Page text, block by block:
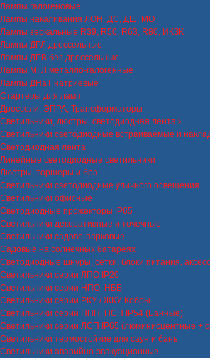
Лампы галогеновые
Лампы накаливания ЛОН, ДС, ДШ, МО
Лампы зеркальные R39, R50, R63, R80, ИКЗК
Лампы ДРЛ дроссельные
Лампы ДРВ без дроссельные
Лампы МГЛ металло-галогенные
Лампы ДНаТ натриевые
Стартеры для ламп
Дроссели, ЭПРА, Трансформаторы
Светильники, люстры, светодиодная лента
Светильники светодиодные встраиваемые и
Светодиодная лента
Линейные светодиодные светильники
Люстры, торшеры и бра
Светильники светодиодные уличного освещения
Светильники офисные
Светодиодные прожекторы IP65
Светильники декоративные и точечные
Светильники садово-парковые
Садовые на солнечных батареях
Светодиодные шнуры, сетки, блоки питания,
Светильники серии ЛПО IP20
Светильники серии НПО, НББ
Светильники серии РКУ / ЖКУ Кобры
Светильники серии НПП, НСП IP54 (Банные)
Светильники серии ЛСП IP65 (люминисцентные +
Светильники термостойкие для саун и бань
Светильники аварийно-эвакуационные